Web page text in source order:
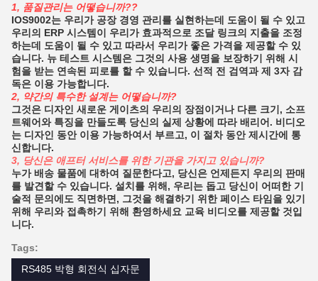
1, 품질관리는 어떻습니까??
IOS9002는 우리가 공장 경영 관리를 실현하는데 도움이 될 수 있고
우리의 ERP 시스템이 우리가 효과적으로 조달 링크의 지출을 조정
하는데 도움이 될 수 있고 따라서 우리가 좋은 가격을 제공할 수 있
습니다. 뉴 테스트 시스템은 그것의 사용 생명을 보장하기 위해 시
험을 받는 연속된 피로를 할 수 있습니다. 선적 전 검역과 제 3자 감
독은 이용 가능합니다.
2, 약간의 특수한 설계는 어떻습니까?
그것은 디자인 새로운 게이츠의 우리의 장점이거나 다른 크기, 소프
트웨어와 특징을 만들도록 당신의 실제 상황에 따라 배리어. 비디오
는 디자인 동안 이용 가능하여서 부르고, 이 절차 동안 제시간에 통
신합니다.
3, 당신은 애프터 서비스를 위한 기관을 가지고 있습니까?
누가 배송 물품에 대하여 질문한다고, 당신은 언제든지 우리의 판매
를 발견할 수 있습니다. 설치를 위해, 우리는 돕고 당신이 어떠한 기
술적 문의에도 직면하면, 그것을 해결하기 위한 페이스 타임을 있기
위해 우리와 접촉하기 위해 환영하세요 교육 비디오를 제공할 것입
니다.
Tags:
RS485 박형 회전식 십자문